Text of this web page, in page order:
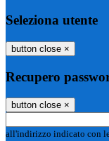
Seleziona utente
button close ×
Recupero
button close ×
all'indirizzo indicato con